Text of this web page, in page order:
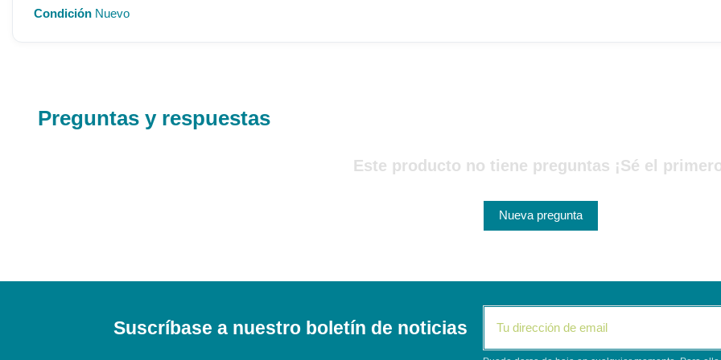
Condición Nuevo
Preguntas y respuestas
Este producto no tiene preguntas ¡Sé el
Nueva pregunta
Suscríbase a nuestro boletín de noticias